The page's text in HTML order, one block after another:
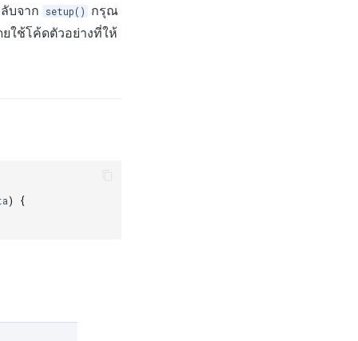
บจาก setup()
กรุณ
ยใช้โค้ดตัวอย่างที่ให้
)
{